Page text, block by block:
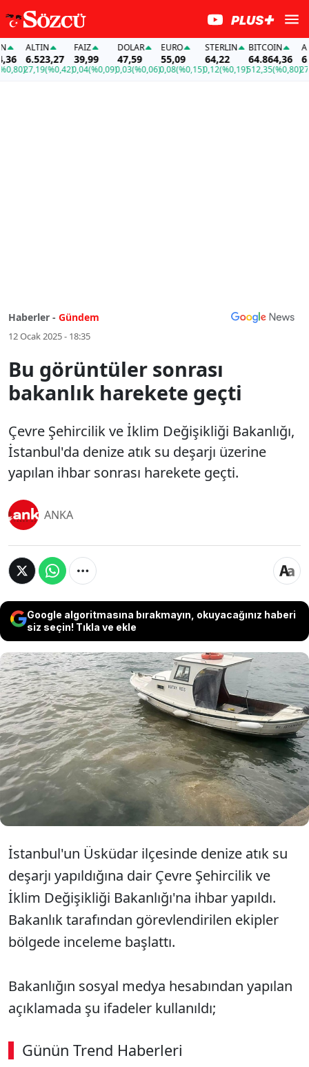
ALTIN
6.523,27
27,19(%0,42)
FAİZ
39,99
0,04(%0,09)
DOLAR
47,59
0,03(%0,06)
EURO
55,09
0,08(%0,15)
STERLIN
64,22
0,12(%0,19)
BITCOIN
64.864,36
512,35(%0,80)
Haberler - Gündem
12 Ocak 2025 - 18:35
Bu görüntüler sonrası
bakanlık harekete geçti
Çevre Şehircilik ve İklim Değişikliği Bakanlığı,
İstanbul'da denize atık su deşarjı üzerine
yapılan ihbar sonrası harekete geçti.
ANKA
Google algoritmasına bırakmayın, okuyacağınız haberi
siz seçin! Tıkla ve ekle
Çevre Şehircilik ve İklim Değişikliği
Bakanlığı, İstanbul'da denize atık su
deşarjı üzerine yapılan ihbar sonrası
harekete geçti.
İstanbul'un Üsküdar ilçesinde denize atık su
deşarjı yapıldığına dair Çevre Şehircilik ve
İklim Değişikliği Bakanlığı'na ihbar yapıldı.
Bakanlık tarafından görevlendirilen ekipler
bölgede inceleme başlattı.
Bakanlığın sosyal medya hesabından yapılan
açıklamada şu ifadeler kullanıldı;
Günün Trend Haberleri